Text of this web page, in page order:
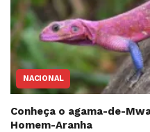
NACIONAL
Conheça o agama-de-
Homem-Aranha